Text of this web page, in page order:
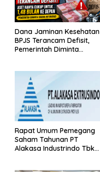
Dana Jaminan Kesehatan
BPJS Terancam Defisit,
Pemerintah Diminta
Rapat Umum Pemegang
Saham Tahunan PT
Alakasa Industrindo Tbk